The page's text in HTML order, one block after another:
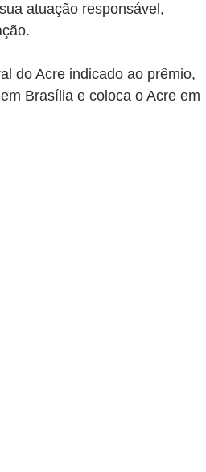
atuação responsável,
do Acre indicado ao prêmio,
Brasília e coloca o Acre em